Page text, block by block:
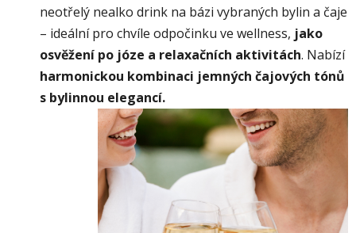
neotřelý nealko drink na bázi vybraných bylin a čaje
– ideální pro chvíle odpočinku ve wellness, jako
osvěžení po józe a relaxačních aktivitách. Nabízí
harmonickou kombinaci jemných čajových tónů
s bylinnou elegancí.